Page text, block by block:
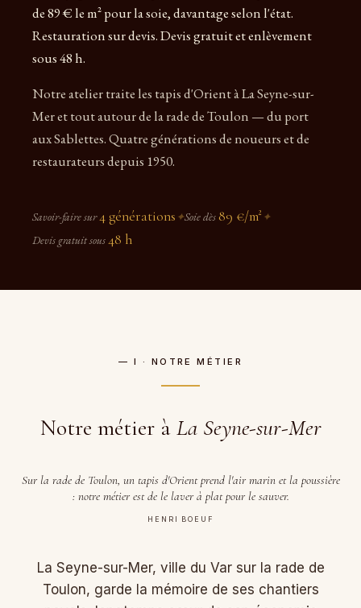
de 89 € le m² pour la soie, davantage selon l'état.
Restauration sur devis. Devis gratuit et enlèvement
sous 48 h.
Notre atelier traite les tapis d'Orient à La Seyne-sur-
Mer et tout autour de la rade de Toulon — du port
aux Sablettes. Quatre générations de noueurs et de
restaurateurs depuis 1950.
Savoir-faire sur4 générations ✦Soie dès 89 €/m² ✦
Devis gratuit sous48 h
— I · NOTRE MÉTIER
Notre métier à La Seyne-sur-Mer
Sur la rade de Toulon, un tapis d'Orient prend l'air marin et la poussière
: notre métier est de le laver à plat pour le sauver.
HENRI BOEUF
La Seyne-sur-Mer, ville du Var sur la rade de
Toulon, garde la mémoire de ses chantiers